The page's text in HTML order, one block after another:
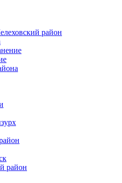
район
район